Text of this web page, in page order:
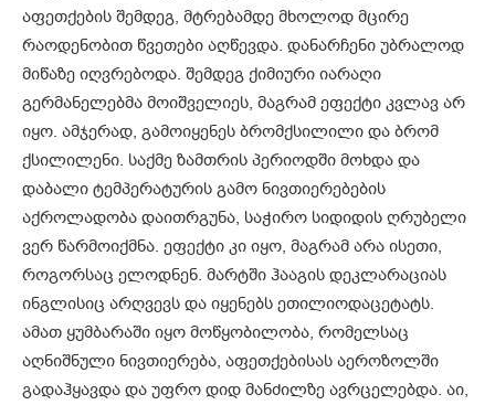
აფეთქების შემდეგ, მტრებამდე მხოლოდ მცირე
რაოდენობით წვეთები აღწევდა. დანარჩენი უბრალოდ
მიწაზე იღვრებოდა. შემდეგ ქიმიური იარაღი
გერმანელებმა მოიშველიეს, მაგრამ ეფექტი კვლავ არ
იყო. ამჯერად, გამოიყენეს ბრომქსილილი და ბრომ
ქსილილენი. საქმე ზამთრის პერიოდში მოხდა და
დაბალი ტემპერატურის გამო ნივთიერებების
აქროლადობა დაითრგუნა, საჭირო სიდიდის ღრუბელი
ვერ წარმოიქმნა. ეფექტი კი იყო, მაგრამ არა ისეთი,
როგორსაც ელოდნენ. მარტში ჰააგის დეკლარაციას
ინგლისიც არღვევს და იყენებს ეთილიოდაცეტატს.
ამათ ყუმბარაში იყო მოწყობილობა, რომელსაც
აღნიშნული ნივთიერება, აფეთქებისას აეროზოლში
გადაჰყავდა და უფრო დიდ მანძილზე ავრცელებდა. აი,